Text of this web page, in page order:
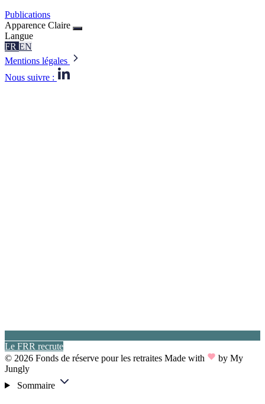
Publications
Apparence Claire
Langue
FR EN
Mentions légales
Nous suivre :
Le FRR recrute
© 2026 Fonds de réserve pour les retraites Made with
by My
Jungly
Sommaire